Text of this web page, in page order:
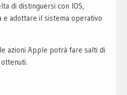
di distinguersi con IOS,
e adottare il sistema operativo
azioni Apple potrà fare salti di